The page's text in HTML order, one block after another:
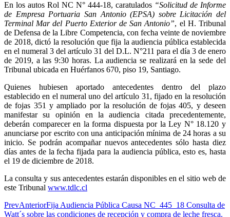
En los autos Rol NC N° 444-18, caratulados “Solicitud de Informe
de Empresa Portuaria San Antonio (EPSA) sobre Licitación del
Terminal Mar del Puerto Exterior de San Antonio”, el H. Tribunal
de Defensa de la Libre Competencia, con fecha veinte de noviembre
de 2018, dictó la resolución que fija la audiencia pública establecida
en el numeral 3 del artículo 31 del D.L. N°211 para el día 3 de enero
de 2019, a las 9:30 horas. La audiencia se realizará en la sede del
Tribunal ubicada en Huérfanos 670, piso 19, Santiago.
Quienes hubiesen aportado antecedentes dentro del plazo
establecido en el numeral uno del artículo 31, fijado en la resolución
de fojas 351 y ampliado por la resolución de fojas 405, y deseen
manifestar su opinión en la audiencia citada precedentemente,
deberán comparecer en la forma dispuesta por la Ley N° 18.120 y
anunciarse por escrito con una anticipación mínima de 24 horas a su
inicio. Se podrán acompañar nuevos antecedentes sólo hasta diez
días antes de la fecha fijada para la audiencia pública, esto es, hasta
el 19 de diciembre de 2018.
La consulta y sus antecedentes estarán disponibles en el sitio web de
este Tribunal www.tdlc.cl
PrevAnteriorFija Audiencia Pública Causa NC_445_18 Consulta de
Watt´s sobre las condiciones de recepción y compra de leche fresca.